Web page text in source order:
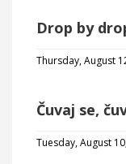
Drop by
Thursday, August
Čuvaj se,
Tuesday, August